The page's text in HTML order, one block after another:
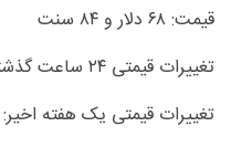
قیمت: ۶۸ دلار و ۸۴ سنت
تغییرات قیمتی ۲۴ ساعت گذشته: ۲.۹۱ درصد افزایش
تغییرات قیمتی یک هفته